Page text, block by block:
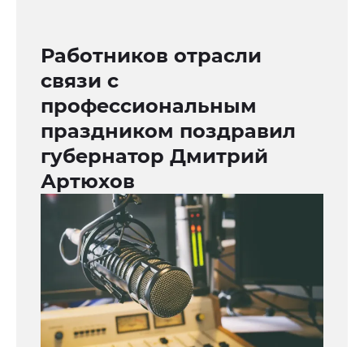
Работников отрасли
связи с
профессиональным
праздником поздравил
губернатор Дмитрий
Артюхов